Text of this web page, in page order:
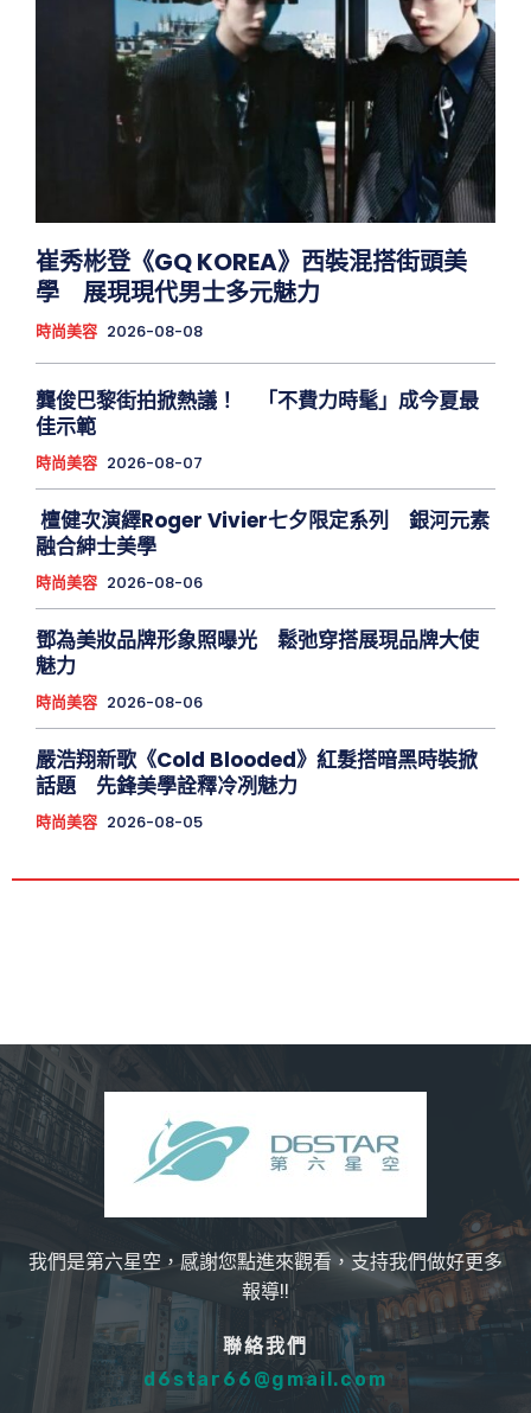
崔秀彬登《GQ KOREA》西裝混搭街頭美
學 展現現代男士多元魅力
時尚美容 2026-08-08
龔俊巴黎街拍掀熱議！ 「不費力時髦」成今夏最
佳示範
時尚美容 2026-08-07
檀健次演繹Roger Vivier七夕限定系列 銀河元素
融合紳士美學
時尚美容 2026-08-06
鄧為美妝品牌形象照曝光 鬆弛穿搭展現品牌大使
魅力
時尚美容 2026-08-06
嚴浩翔新歌《Cold Blooded》紅髮搭暗黑時裝掀
話題 先鋒美學詮釋冷冽魅力
時尚美容 2026-08-05
我們是第六星空，感謝您點進來觀看，支持我們做好更多
報導!!
聯絡我們
d6star66@gmail.com